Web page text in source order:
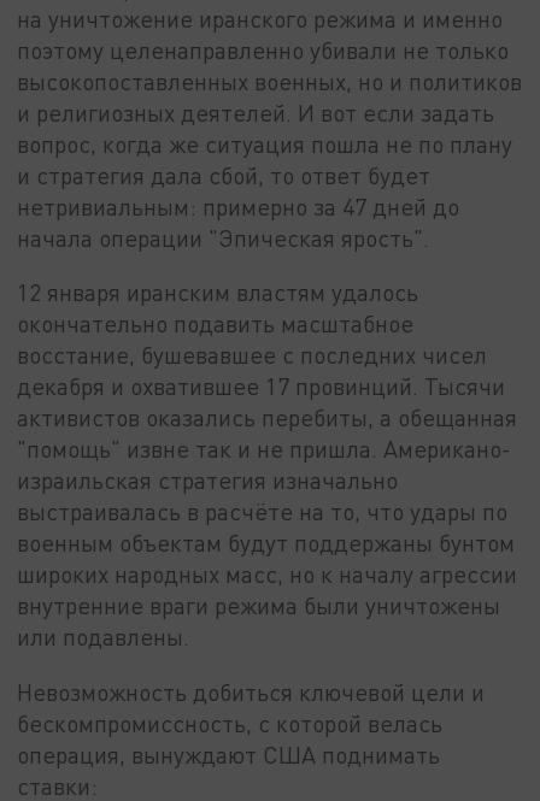
на уничтожение иранского режима и именно
поэтому целенаправленно убивали не только
высокопоставленных военных, но и политиков
и религиозных деятелей. И вот если задать
вопрос, когда же ситуация пошла не по плану
и стратегия дала сбой, то ответ будет
нетривиальным: примерно за 47 дней до
начала операции "Эпическая ярость".
12 января иранским властям удалось
окончательно подавить масштабное
восстание, бушевавшее с последних чисел
декабря и охватившее 17 провинций. Тысячи
активистов оказались перебиты, а обещанная
"помощь" извне так и не пришла. Американо-
израильская стратегия изначально
выстраивалась в расчёте на то, что удары по
военным объектам будут поддержаны бунтом
широких народных масс, но к началу агрессии
внутренние враги режима были уничтожены
или подавлены.
Невозможность добиться ключевой цели и
бескомпромиссность, с которой велась
операция, вынуждают США поднимать
ставки: